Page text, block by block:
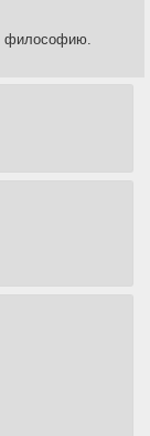
философию.